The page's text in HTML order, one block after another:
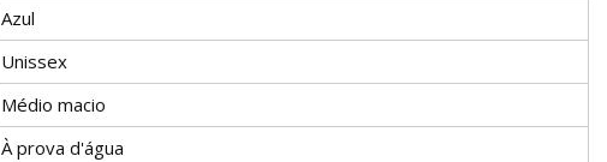
Azul
Unissex
Médio macio
À prova d'água